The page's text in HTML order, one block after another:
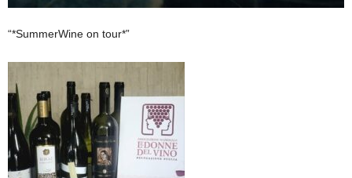
“*SummerWine on tour*”